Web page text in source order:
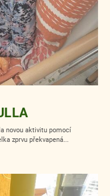
novou aktivitu pomocí
zprvu překvapená...